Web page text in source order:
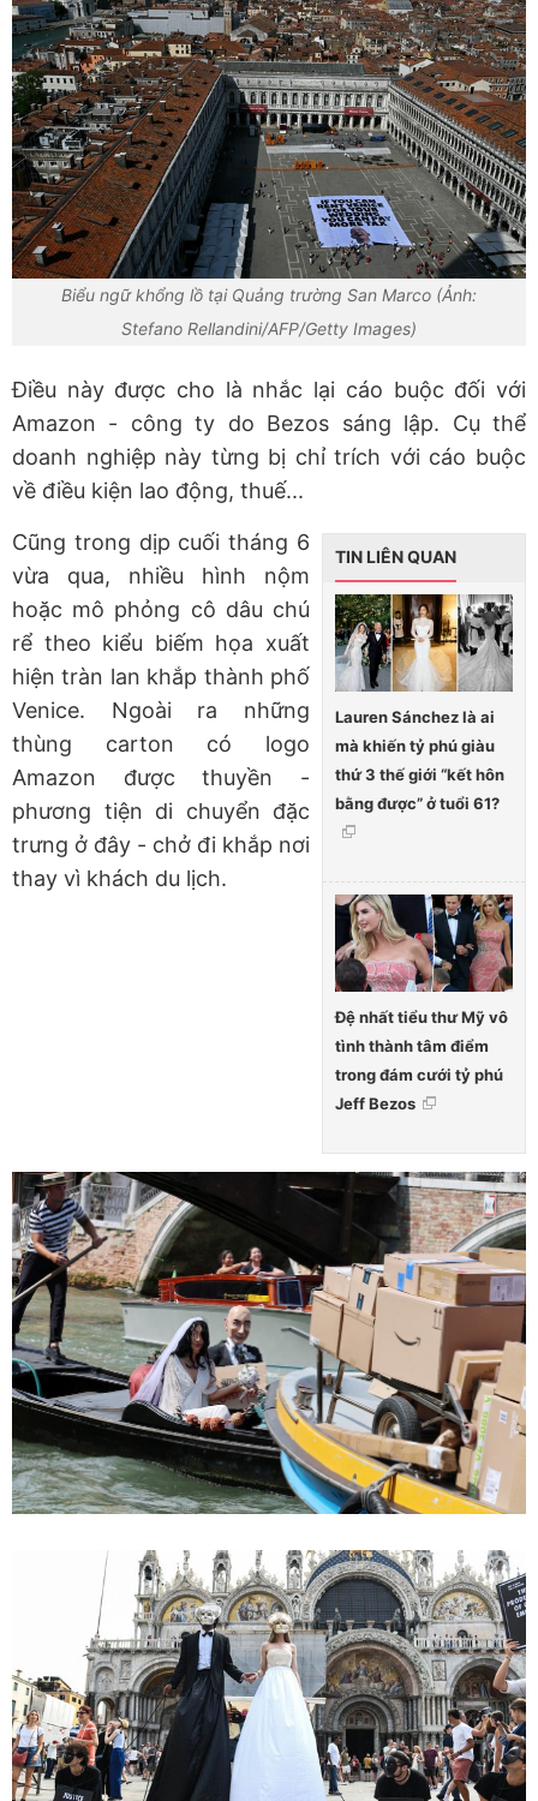
Biểu ngữ khổng lồ tại Quảng trường San Marco (Ảnh:
Stefano Rellandini/AFP/Getty Images)
Điều này được cho là nhắc lại cáo buộc đối với
Amazon - công ty do Bezos sáng lập. Cụ thể
doanh nghiệp này từng bị chỉ trích với cáo buộc
về điều kiện lao động, thuế...
TIN LIÊN QUAN
Lauren Sánchez là ai
mà khiến tỷ phú giàu
thứ 3 thế giới “kết hôn
bằng được” ở tuổi 61?
Đệ nhất tiểu thư Mỹ vô
tình thành tâm điểm
trong đám cưới tỷ phú
Jeff Bezos
Cũng trong dịp cuối tháng 6
vừa qua, nhiều hình nộm
hoặc mô phỏng cô dâu chú
rể theo kiểu biếm họa xuất
hiện tràn lan khắp thành phố
Venice. Ngoài ra những
thùng carton có logo
Amazon được thuyền -
phương tiện di chuyển đặc
trưng ở đây - chở đi khắp nơi
thay vì khách du lịch.